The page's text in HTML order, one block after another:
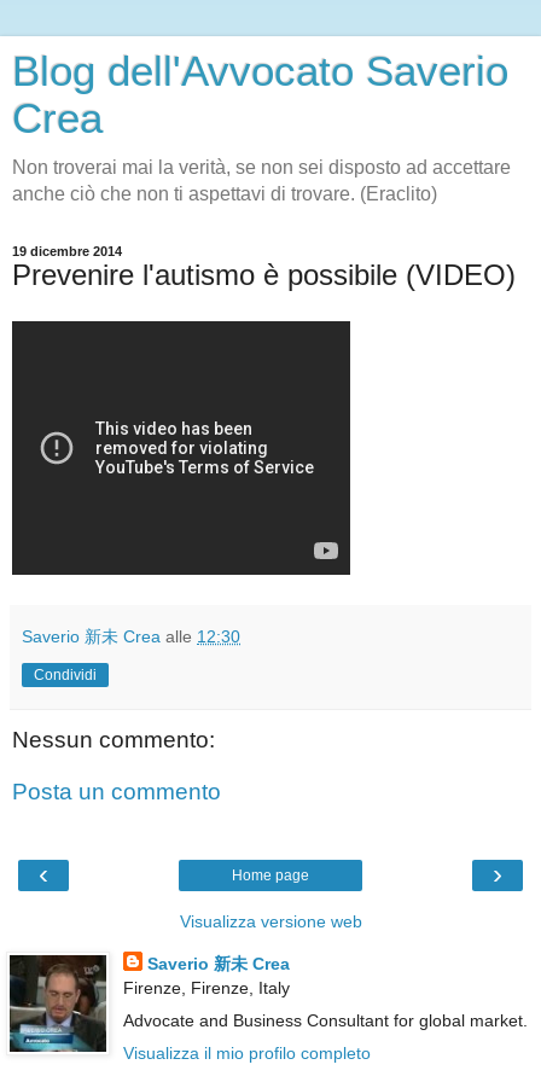
Blog dell'Avvocato Saverio
Crea
Non troverai mai la verità, se non sei disposto ad accettare
anche ciò che non ti aspettavi di trovare. (Eraclito)
19 dicembre 2014
Prevenire l'autismo è possibile (VIDEO)
Saverio 新未 Crea alle 12:30
Condividi
Nessun commento:
Posta un commento
‹ ›
Home page
Visualizza versione web
Saverio 新未 Crea
Firenze, Firenze, Italy
Advocate and Business Consultant for global market.
Visualizza il mio profilo completo